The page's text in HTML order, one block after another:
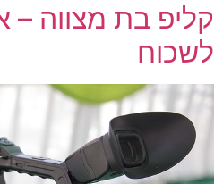
קליפ בת מצווה –
לשכוח